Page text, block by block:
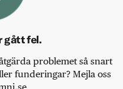
gått fel.
problemet så snart
funderingar? Mejla oss